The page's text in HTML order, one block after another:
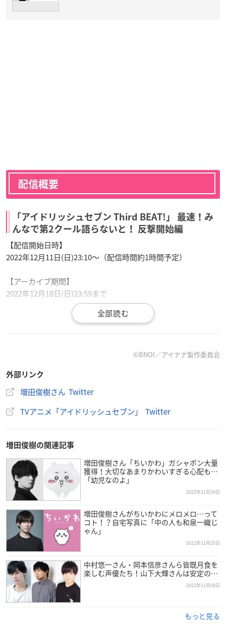
配信概要
「アイドリッシュセブン Third BEAT!」 最速！み
んなで第2クール語らないと！ 反撃開始編
【配信開始日時】
2022年12月11日(日)23:10～（配信時間約1時間予定）
【アーカイブ期間】
2022年12月18日(日)23:59まで
コーナーゲスト：津田涼介（撮影監督）
【チケット販売期間】
2022年12月4日(日)23:00～12月18日(日)21:00
【チケット価格】
（1,596円相当）
一般チケット：ABEMAコイン 1,670コイン（2,004円相当）
チケット販売は
こちら
©BNOI／アイナナ製作委員会
外部リンク
増田俊樹さん Twitter
TVアニメ「アイドリッシュセブン」 Twitter
増田俊樹の関連記事
増田俊樹さん「ちいかわ」ガシャポン大量
獲得！大切なあまりかわいすぎる心配も…
「幼児なのよ」
2022年11月29日
増田俊樹さんがちいかわにメロメロ…って
コト！？自宅写真に「中の人も和泉一織じ
ゃん」
2022年11月25日
中村悠一さん・岡本信彦さんら皆既月食を
楽しむ声優たち！山下大輝さんは安定の…
2022年11月09日
もっと見る